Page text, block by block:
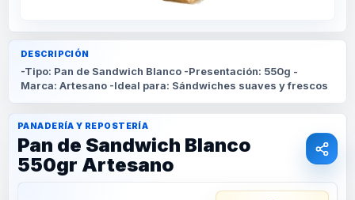
DESCRIPCIÓN
-Tipo: Pan de Sandwich Blanco -Presentación: 550g -
Marca: Artesano -Ideal para: Sándwiches suaves y frescos
PANADERÍA Y REPOSTERÍA
Pan de Sandwich Blanco
550gr Artesano